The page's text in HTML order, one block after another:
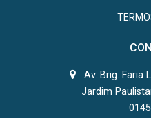
Av. Brig. Faria
Jardim